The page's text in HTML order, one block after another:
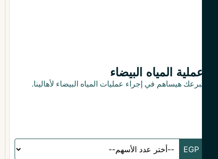
المياه البيضاء
هيساهم في إجراء عمليات المياه البيضاء لأهالينا.